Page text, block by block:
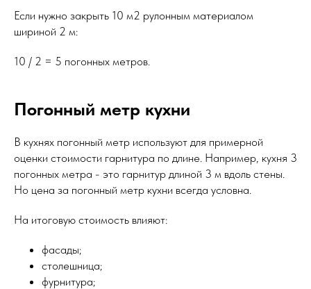
Если нужно закрыть 10 м2 рулонным материалом
шириной 2 м:
10 / 2 = 5 погонных метров.
Погонный метр кухни
В кухнях погонный метр используют для примерной
оценки стоимости гарнитура по длине. Например, кухня 3
погонных метра - это гарнитур длиной 3 м вдоль стены.
Но цена за погонный метр кухни всегда условна.
На итоговую стоимость влияют:
фасады;
столешница;
фурнитура;